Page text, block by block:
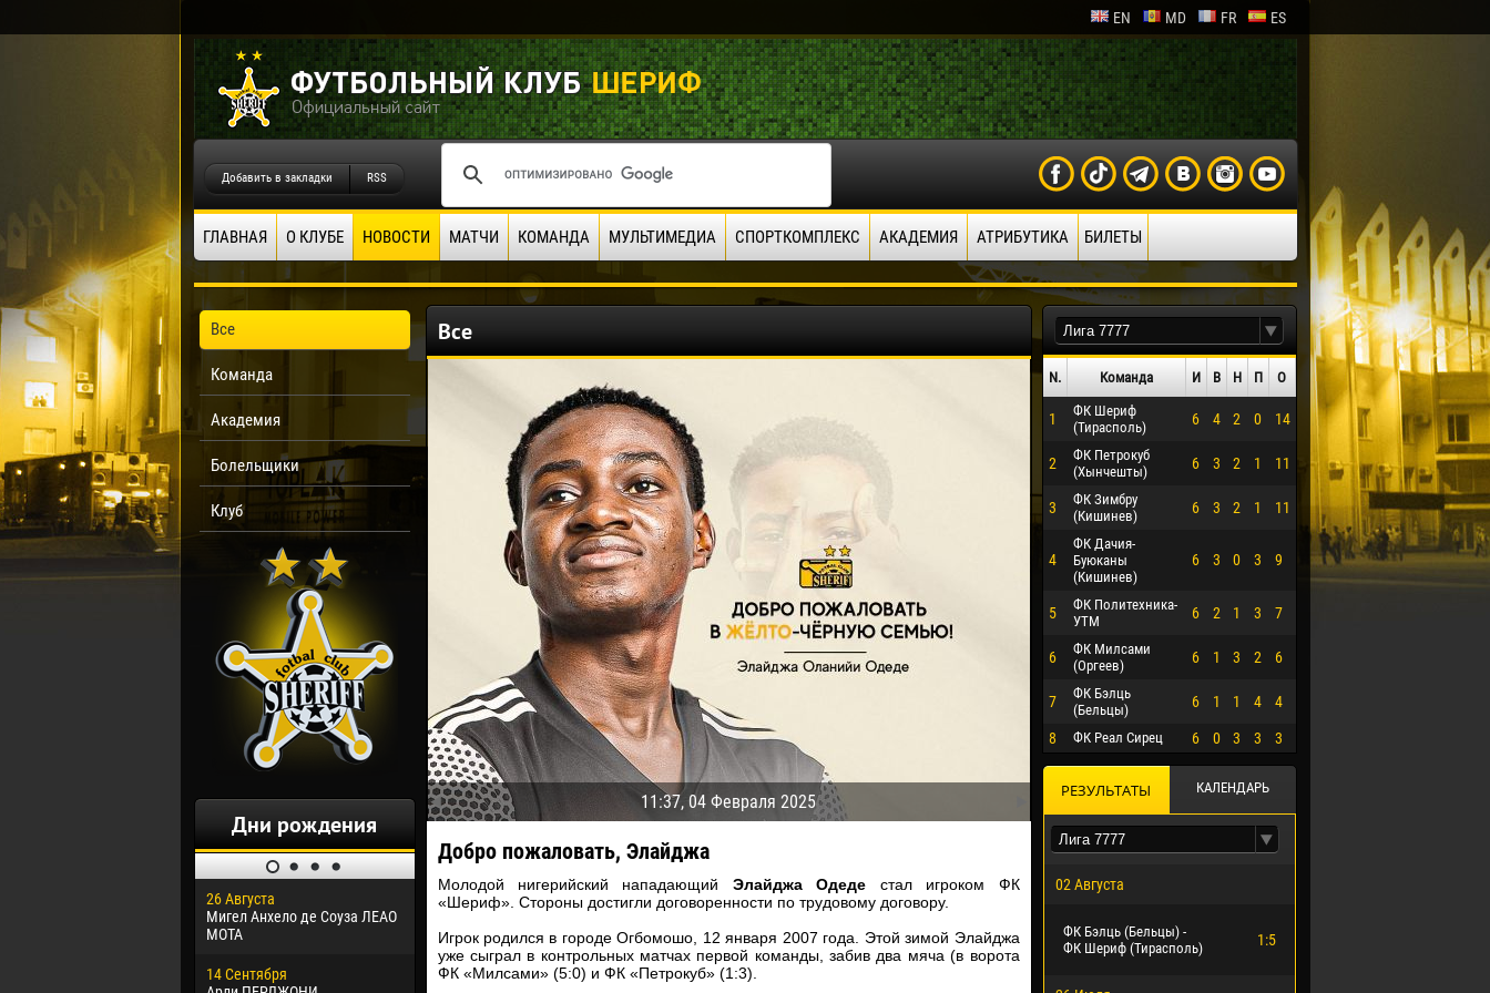
EN MD FR ES
Добавить в закладки RSS
ГЛАВНАЯ О КЛУБЕ НОВОСТИ МАТЧИ КОМАНДА МУЛЬТИМЕДИА СПОРТКОМПЛЕКС АКАДЕМИЯ АТРИБУТИКА БИЛЕТЫ
Все
Команда
Академия
Болельщики
Клуб
Дни рождения
26 Августа
Мигел Анхело де Соуза ЛЕАО
МОТА
14 Сентября
30 Января
Дорасо Морео КЛАС
24 Февраля
Владислав КОСТИН
04 Мая
Всеволод НИХАЕВ
13 Мая
Ренат ЖОСАН
17 Июля
Жаир Амет МОДЕЛО ЭРРЕРА
21 Июля
Все
11:37, 04 Февраля 2025
Добро пожаловать, Элайджа
Молодой нигерийский нападающий Элайджа Одеде стал игроком ФК
«Шериф». Стороны достигли договоренности по трудовому договору.
Игрок родился в городе Огбомошо, 12 января 2007 года. Этой зимой Элайджа
уже сыграл в контрольных матчах первой команды, забив два мяча (в ворота
ФК «Милсами» (5:0) и ФК «Петрокуб» (1:3).
N. Команда И В Н П О
1
ФК Шериф
(Тирасполь)
6 4 2 0 14
2
ФК Петрокуб
(Хынчешты)
6 3 2 1 11
3
ФК Зимбру
(Кишинев)
6 3 2 1 11
4
ФК Дачия-
Буюканы
(Кишинев)
6 3 0 3 9
5
ФК Политехника-
УТМ
6 2 1 3 7
6
ФК Милсами
(Оргеев)
6 1 3 2 6
7
ФК Бэлць
(Бельцы)
6 1 1 4 4
8 ФК Реал Сирец 6 0 3 3 3
РЕЗУЛЬТАТЫ КАЛЕНДАРЬ
02 Августа
ФК Бэлць (Бельцы) -
ФК Шериф (Тирасполь)
1:5